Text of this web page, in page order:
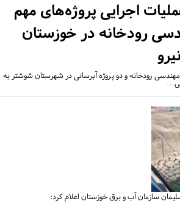
اجرایی پروژه‌های مهم
رودخانه در خوزستان
رودخانه و دو پروژه آبرسانی در شهرستان شوشتر به
سازمان آب و برق خوزستان اعلام کرد: